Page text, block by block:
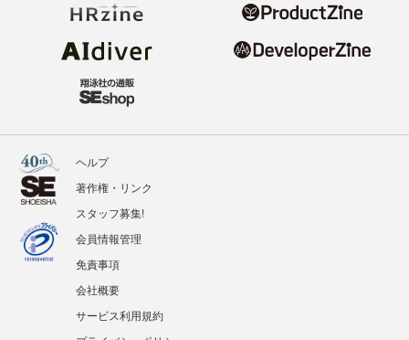
ヘルプ
著作権・リンク
スタッフ募集!
会員情報管理
免責事項
会社概要
サービス利用規約